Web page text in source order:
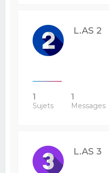
L.AS 2
1
Sujets
1
Messages
L.AS 3